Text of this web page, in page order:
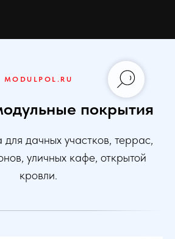
MODULPOL.RU
покрытия
для дачных участков, террас,
уличных кафе, открытой
кровли.